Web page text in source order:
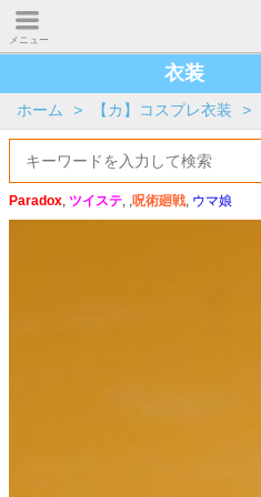
メニュー
衣装
ホーム > 【カ】コスプレ衣装 >
Paradox, ツイステ, ,呪術廻戦, ウマ娘